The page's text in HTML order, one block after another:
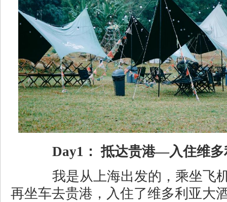
Day1： 抵达贵港—入住维多
我是从上海出发的，乘坐飞
再坐车去贵港，入住了维多利亚大